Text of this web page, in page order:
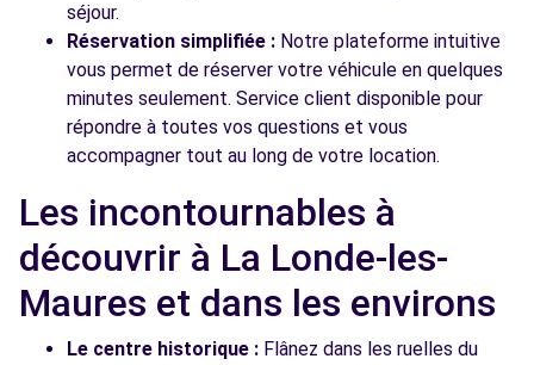
séjour.
Réservation simplifiée : Notre plateforme intuitive
vous permet de réserver votre véhicule en quelques
minutes seulement. Service client disponible pour
répondre à toutes vos questions et vous
accompagner tout au long de votre location.
Les incontournables à
découvrir à La Londe-les-
Maures et dans les environs
Le centre historique : Flânez dans les ruelles du